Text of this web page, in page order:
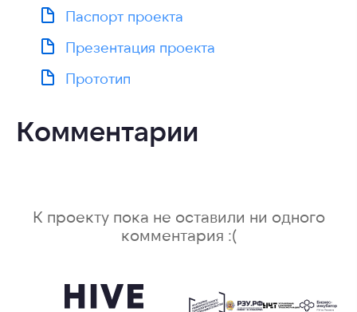
Паспорт проекта
Презентация проекта
Прототип
Комментарии
К проекту пока не оставили ни одного
комментария :(